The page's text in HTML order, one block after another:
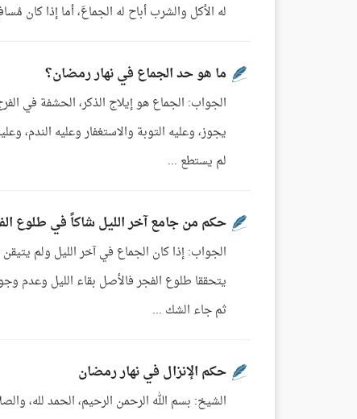
له الأكل والشرب أباح له الجماعَ، أما إذا كان
ما هو حد الجماع في نهار رمضان؟
الجواب: الجماع هو إيلاج الذكر، الحشفة في
يجوز، وعليه التوبة والاستغفار وعليه
لم يستطع ...
حكم من جامع آخر الليل شاكاً في طلوع
الجواب: إذا كان الجماع في آخر الليل ولم
يتحققا طلوع الفجر فالأصل بقاء الليل وعدم
ثم جاء الشك ...
حكم الإنزال في نهار رمضان
الشيخ: بسم الله الرحمن الرحيم، الحمد لله،